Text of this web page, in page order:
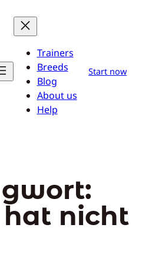
Trainers
Breeds
Blog
About us
Help
Start now
nicht